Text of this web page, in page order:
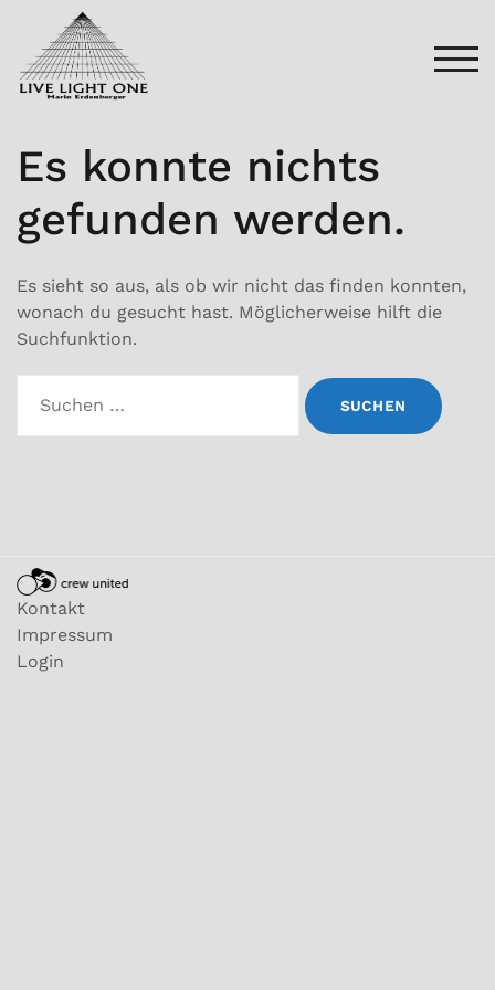
springen
Es konnte nichts
gefunden werden.
Es sieht so aus, als ob wir nicht das finden konnten,
wonach du gesucht hast. Möglicherweise hilft die
Suchfunktion.
nach:
Kontakt
Impressum
Login